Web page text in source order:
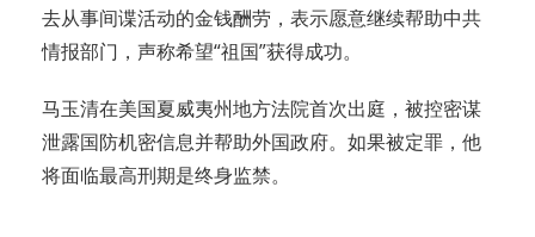
去从事间谍活动的金钱酬劳，表示愿意继续帮助中共
情报部门，声称希望“祖国”获得成功。
马玉清在美国夏威夷州地方法院首次出庭，被控密谋
泄露国防机密信息并帮助外国政府。如果被定罪，他
将面临最高刑期是终身监禁。